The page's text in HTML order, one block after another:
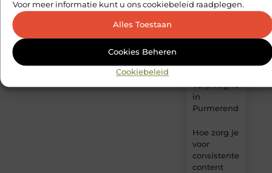
Voor meer informatie kunt u ons cookiebeleid raadplegen.
Alles Toestaan
Cookies Beheren
Cookiebeleid
recepten
die houvast
Verpleeghuis
in
Purmerend
Hoe zorg je
voor
consistente
content